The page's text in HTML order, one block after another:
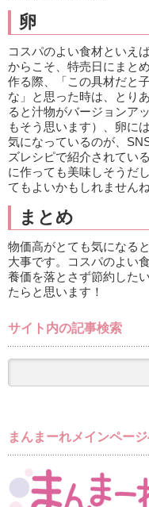
卵
コスパのよい食材といえ
からこそ、特売日にまと
作る際、「この具材だと
な」と思った時は、とり
ると汁物がバージョンア
もそう思います）、卵に
気になっているのが、
ズレシピで紹介されてい
に作っても美味しそうだ
てもよいかもしれませんね
まとめ
物価高がとても気になる
大事です。コスパのよい
養価を落とさず節約した
たらと思います！
サイト内の記事検索
まんまーれメインペー